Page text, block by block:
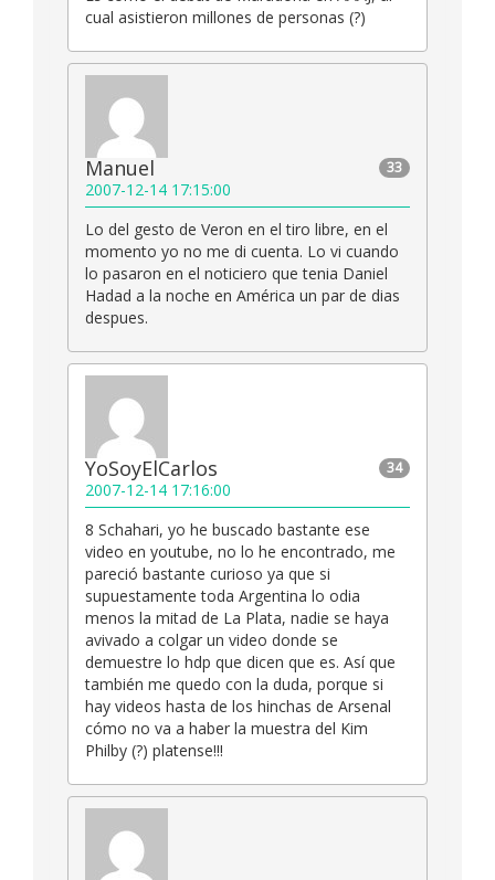
cual asistieron millones de personas (?)
33
Manuel
2007-12-14 17:15:00
Lo del gesto de Veron en el tiro libre, en el
momento yo no me di cuenta. Lo vi cuando
lo pasaron en el noticiero que tenia Daniel
Hadad a la noche en América un par de dias
despues.
34
YoSoyElCarlos
2007-12-14 17:16:00
8 Schahari, yo he buscado bastante ese
video en youtube, no lo he encontrado, me
pareció bastante curioso ya que si
supuestamente toda Argentina lo odia
menos la mitad de La Plata, nadie se haya
avivado a colgar un video donde se
demuestre lo hdp que dicen que es. Así que
también me quedo con la duda, porque si
hay videos hasta de los hinchas de Arsenal
cómo no va a haber la muestra del Kim
Philby (?) platense!!!